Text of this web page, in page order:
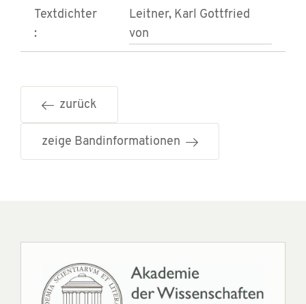
Textdichter
:
Leitner, Karl Gottfried
von
zurück
zeige Bandinformationen